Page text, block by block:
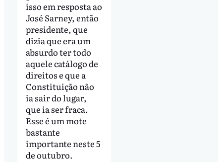
isso em resposta ao
José Sarney, então
presidente, que
dizia que era um
absurdo ter todo
aquele catálogo de
direitos e que a
Constituição não
ia sair do lugar,
que ia ser fraca.
Esse é um mote
bastante
importante neste 5
de outubro.